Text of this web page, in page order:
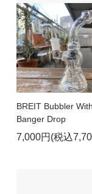
BREIT Bubbler With
Banger Drop
7,000円(税込